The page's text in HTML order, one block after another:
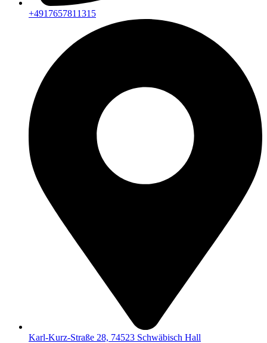
+4917657811315
Karl-Kurz-Straße 28, 74523 Schwäbisch Hall